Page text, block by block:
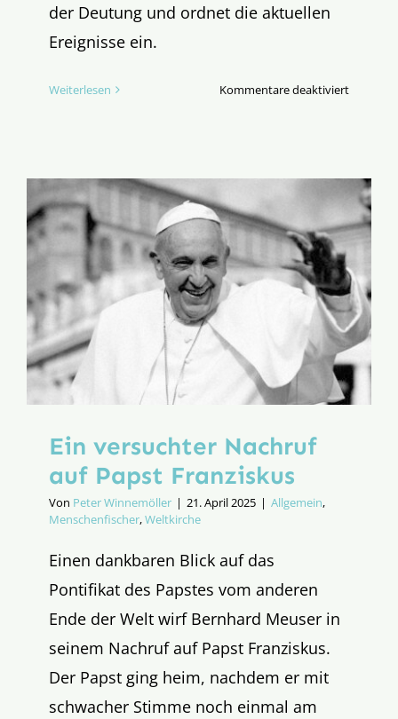
der Deutung und ordnet die aktuellen
Ereignisse ein.
Weiterlesen Kommentare deaktiviertfür
Ein versuchter Nachruf
auf Papst Franziskus
Von Peter Winnemöller | 21. April 2025 | Allgemein,
Menschenfischer,Weltkirche
Einen dankbaren Blick auf das
Pontifikat des Papstes vom anderen
Ende der Welt wirf Bernhard Meuser in
seinem Nachruf auf Papst Franziskus.
Der Papst ging heim, nachdem er mit
schwacher Stimme noch einmal am